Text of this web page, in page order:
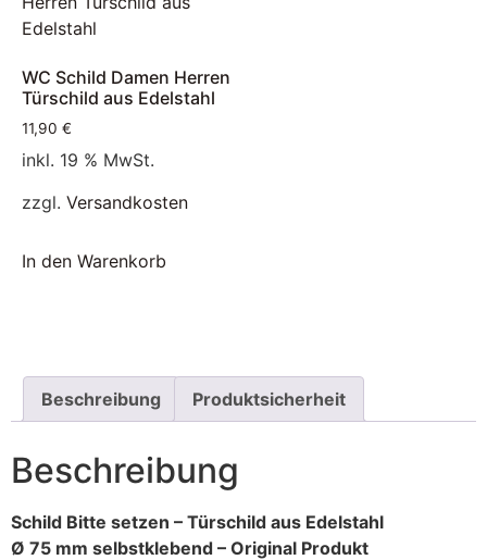
WC Schild Damen Herren
Türschild aus Edelstahl
11,90 €
inkl. 19 % MwSt.
zzgl. Versandkosten
In den Warenkorb
Beschreibung Produktsicherheit
Beschreibung
Schild Bitte setzen – Türschild aus Edelstahl
Ø 75 mm selbstklebend – Original Produkt